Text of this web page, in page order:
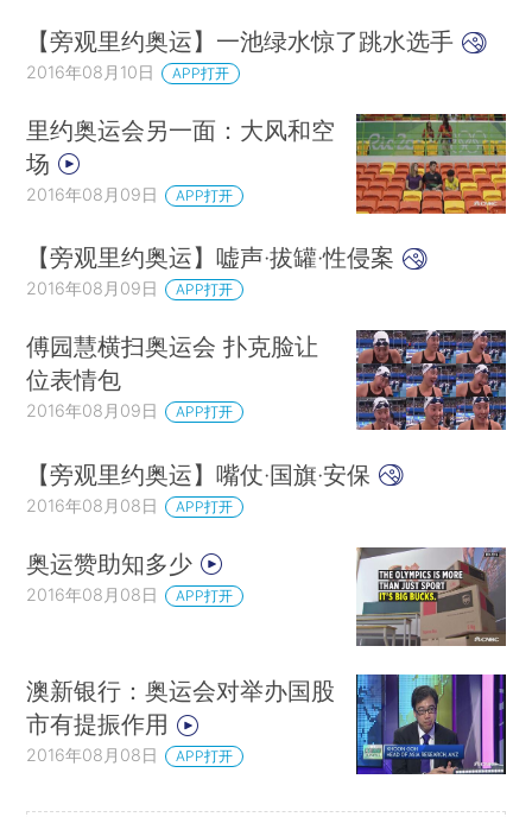
【旁观里约奥运】一池绿水惊了跳水选手
2016年08月10日 APP打开
里约奥运会另一面：大风和空
场
2016年08月09日 APP打开
【旁观里约奥运】嘘声·拔罐·性侵案
2016年08月09日 APP打开
傅园慧横扫奥运会 扑克脸让
位表情包
2016年08月09日 APP打开
【旁观里约奥运】嘴仗·国旗·安保
2016年08月08日 APP打开
奥运赞助知多少
2016年08月08日 APP打开
澳新银行：奥运会对举办国股
市有提振作用
2016年08月08日 APP打开